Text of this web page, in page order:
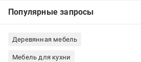
Популярные запросы
Деревянная мебель
Мебель для кухни